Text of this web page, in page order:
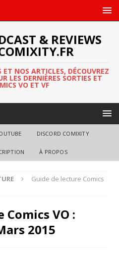
& REVIEWS
NOS ARTICLES, DÉCOUVREZ
LES DERNIÈRES SORTIES ET
VO ET VF
DISCORD COMIXITY
À PROPOS
Guide de lecture Comics
VO :
2015